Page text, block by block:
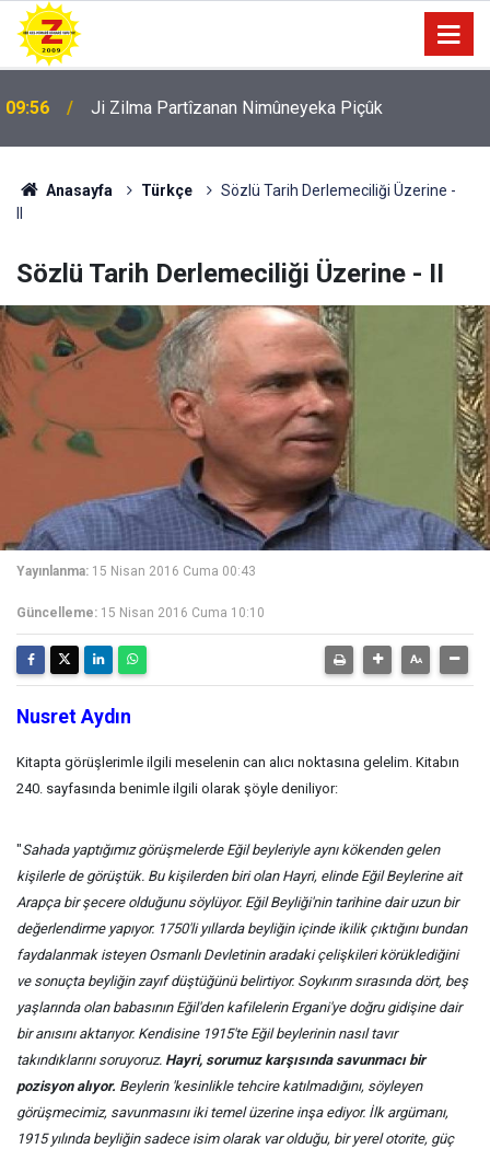
09:56 Ji Zilma Partîzanan Nimûneyeka Piçûk
Anasayfa Türkçe
Sözlü Tarih Derlemeciliği Üzerine -
Sözlü Tarih Derlemeciliği Üzerine - II
Yayınlanma: 15 Nisan 2016 Cuma 00:43
Güncelleme: 15 Nisan 2016 Cuma 10:10
Nusret Aydın
Kitapta görüşlerimle ilgili meselenin can alıcı noktasına gelelim. Kitabın
240. sayfasında benimle ilgili olarak şöyle deniliyor:
"Sahada yaptığımız görüşmelerde Eğil beyleriyle aynı kökenden gelen
kişilerle de görüştük. Bu kişilerden biri olan Hayri, elinde Eğil Beylerine ait
Arapça bir şecere olduğunu söylüyor. Eğil Beyliği'nin tarihine dair uzun bir
değerlendirme yapıyor. 1750'li yıllarda beyliğin içinde ikilik çıktığını bundan
faydalanmak isteyen Osmanlı Devletinin aradaki çelişkileri körüklediğini
ve sonuçta beyliğin zayıf düştüğünü belirtiyor. Soykırım sırasında dört, beş
yaşlarında olan babasının Eğil'den kafilelerin Ergani'ye doğru gidişine dair
bir anısını aktarıyor. Kendisine 1915'te Eğil beylerinin nasıl tavır
takındıklarını soruyoruz. Hayri, sorumuz karşısında savunmacı bir
pozisyon alıyor. Beylerin 'kesinlikle tehcire katılmadığını, söyleyen
görüşmecimiz, savunmasını iki temel üzerine inşa ediyor. İlk argümanı,
1915 yılında beyliğin sadece isim olarak var olduğu, bir yerel otorite, güç